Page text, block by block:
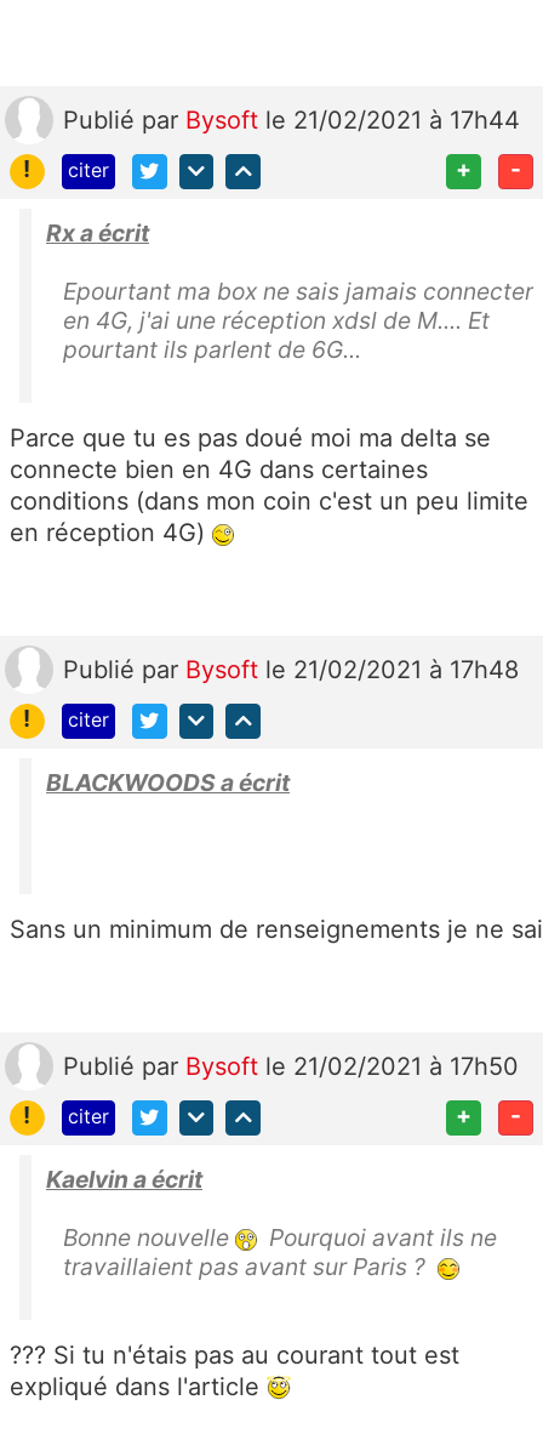
Publié par Bysoft le 21/02/2021 à 17h44
!
citer + -
Rx a écrit
Epourtant ma box ne sais jamais connecter
en 4G, j'ai une réception xdsl de M.... Et
pourtant ils parlent de 6G...
Parce que tu es pas doué moi ma delta se
connecte bien en 4G dans certaines
conditions (dans mon coin c'est un peu limite
en réception 4G)
Publié par Bysoft le 21/02/2021 à 17h48
!
citer
BLACKWOODS a écrit
Sans un minimum de renseignements je ne
Publié par Bysoft le 21/02/2021 à 17h50
!
citer + -
Kaelvin a écrit
Bonne nouvelle
Pourquoi avant ils ne
travaillaient pas avant sur Paris ?
??? Si tu n'étais pas au courant tout est
expliqué dans l'article